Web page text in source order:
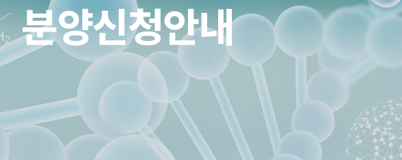
분양신청안내